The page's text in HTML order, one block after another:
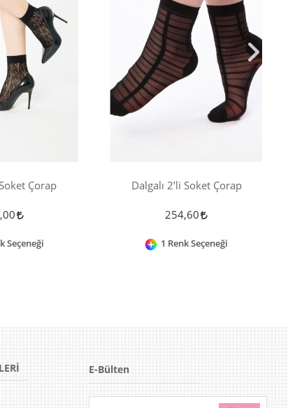
Çorap
Seçeneği
Dalgalı 2’li Soket Çorap
254,60
1 Renk Seçeneği
E-Bülten